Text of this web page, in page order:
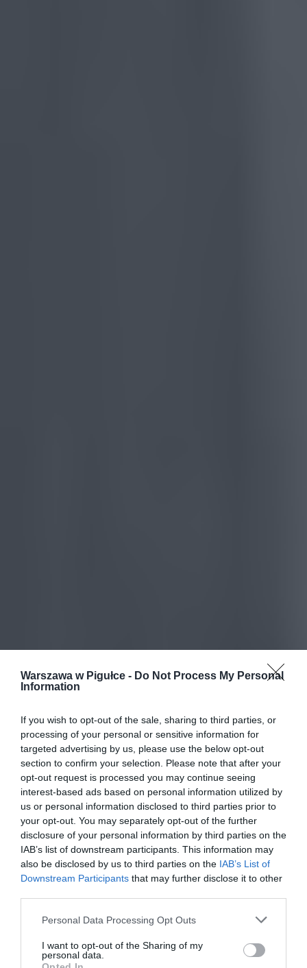
Warszawa w Pigułce - Do Not Process My Personal
Information
If you wish to opt-out of the sale, sharing to third parties, or
processing of your personal or sensitive information for
targeted advertising by us, please use the below opt-out
section to confirm your selection. Please note that after your
opt-out request is processed you may continue seeing
interest-based ads based on personal information utilized by
us or personal information disclosed to third parties prior to
your opt-out. You may separately opt-out of the further
disclosure of your personal information by third parties on the
IAB’s list of downstream participants. This information may
also be disclosed by us to third parties on the IAB’s List of
Downstream Participants that may further disclose it to other
Personal Data Processing Opt Outs
I want to opt-out of the Sharing of my
personal data.